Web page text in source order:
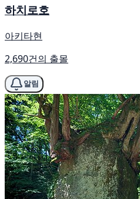
하치로호
아키타현
2,690건의 출몰
알림